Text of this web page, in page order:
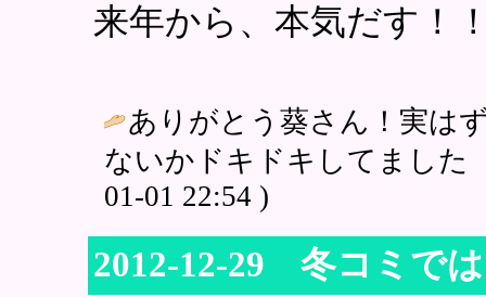
来年から、本気だす！
ありがとう葵さん！実は
ないかドキドキしてました
01-01 22:54 )
2012-12-29 冬コミで